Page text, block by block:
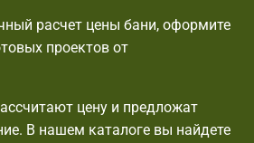
расчет цены бани, оформите
проектов от
цену и предложат
В нашем каталоге вы найдете